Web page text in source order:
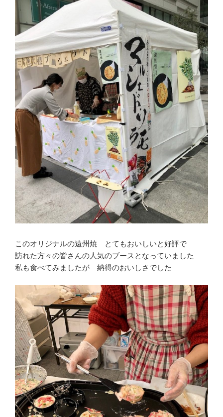
このオリジナルの遠州焼 とてもおいしいと好評で
訪れた方々の皆さんの人気のブースとなっていました
私も食べてみましたが 納得のおいしさでした